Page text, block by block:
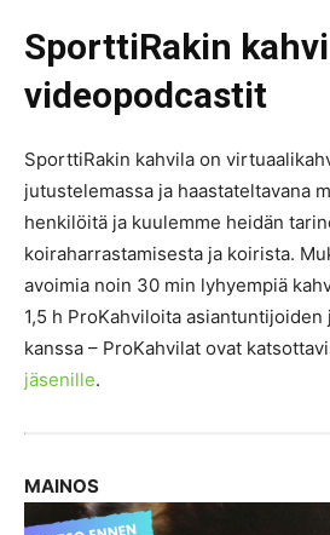
SporttiRakin
videopodcastit
SporttiRakin kahvila on
jutustelemassa ja haastateltavana
henkilöitä ja kuulemme heidän
koiraharrastamisesta ja koirista.
avoimia noin 30 min lyhyempiä
1,5 h ProKahviloita asiantuntijoiden
kanssa – ProKahvilat ovat
jäsenille.
MAINOS